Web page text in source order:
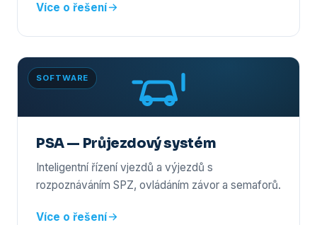
Více o řešení
SOFTWARE
PSA — Průjezdový systém
Inteligentní řízení vjezdů a výjezdů s
rozpoznáváním SPZ, ovládáním závor a semaforů.
Více o řešení